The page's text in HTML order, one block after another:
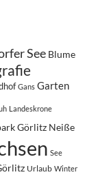
See Blume
Gans Garten
Landeskrone
Görlitz Neiße
See
Urlaub Winter